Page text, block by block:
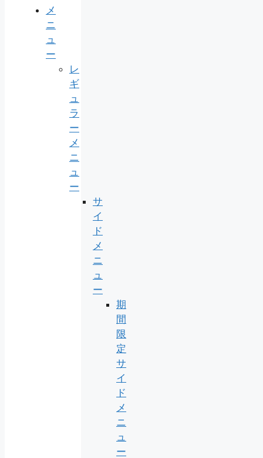
メ
ニ
ュ
ー
レ
ギ
ュ
ラ
ー
メ
ニ
ュ
ー
サ
イ
ド
メ
ニ
ュ
ー
期
間
限
定
サ
イ
ド
メ
ニ
ュ
ー